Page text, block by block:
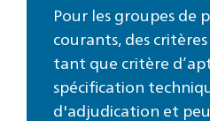
Pour les groupes de
courants, des
tant que critère
spécification
d'adjudication et